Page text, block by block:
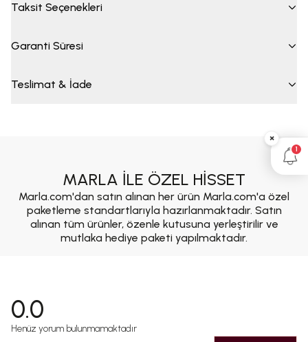
Taksit Seçenekleri
Garanti Süresi
Teslimat & İade
MARLA İLE ÖZEL HİSSET
Marla.com'dan satın alınan her ürün Marla.com'a özel
paketleme standartlarıyla hazırlanmaktadır. Satın
alınan tüm ürünler, özenle kutusuna yerleştirilir ve
mutlaka hediye paketi yapılmaktadır.
0.0
Henüz yorum bulunmamaktadır
×
1